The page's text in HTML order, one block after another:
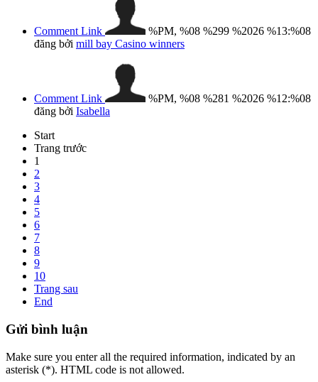
Comment Link
%PM, %08 %299 %2026 %13:%08
đăng bởi mill bay Casino winners
Comment Link
%PM, %08 %281 %2026 %12:%08
đăng bởi Isabella
Start
Trang trước
1
2
3
4
5
6
7
8
9
10
Trang sau
End
Gửi bình luận
Make sure you enter all the required information, indicated by an
asterisk (*). HTML code is not allowed.